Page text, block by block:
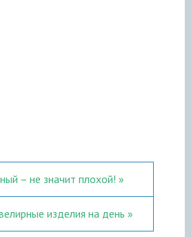
– не значит плохой!
изделия на день